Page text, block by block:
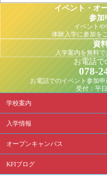
イベント・オ
参加
イベントや
体験入学に参加を
資
入学案内を無料で
お電話で
078-
お電話でのイベント参加
受付：平
学校案内
入学情報
オープンキャンパス
KFIブログ